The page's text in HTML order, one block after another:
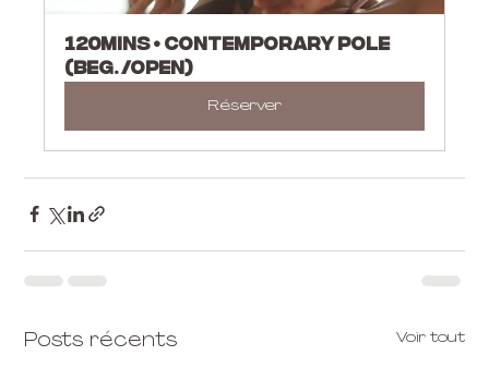
120mins • Contemporary Pole
(beg. /open)
Réserver
Posts récents Voir tout